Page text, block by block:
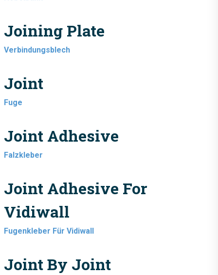
Joining Plate
Verbindungsblech
Joint
Fuge
Joint Adhesive
Falzkleber
Joint Adhesive For
Vidiwall
Fugenkleber Für Vidiwall
Joint By Joint